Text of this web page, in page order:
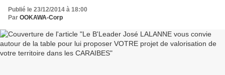
CARAIBES
Publié le 23/12/2014 à 18:00
Par OOKAWA-Corp